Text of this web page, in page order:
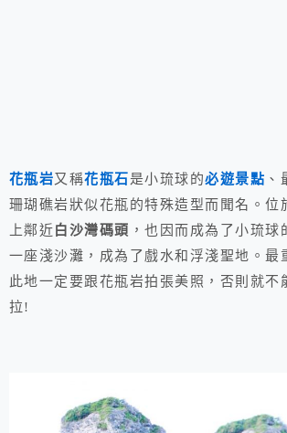
花瓶岩又稱花瓶石 是小琉球的必遊景點 、
珊瑚礁岩狀似花瓶的特殊造型而聞名。位
上鄰近白沙灣碼頭 ，也因而成為了小琉球
一座淺沙灘，成為了戲水和浮淺聖地。最
此地一定要跟花瓶岩拍張美照，否則就不
拉!